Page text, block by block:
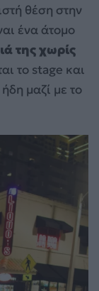
θέση στην
ένα άτομο
της χωρίς
το stage και
μαζί με το